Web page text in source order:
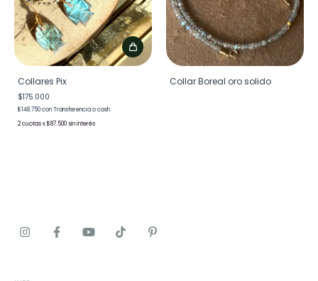
Collares Pix
$175.000
$148.750conTransferencia o cash
2
x$87.500sin interés
Collar Boreal oro solido